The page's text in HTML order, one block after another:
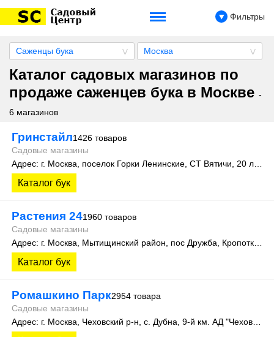
Фильтры
Саженцы бука Москва
Каталог садовых магазинов по
продаже саженцев бука в Москве -
6 магазинов
Гринстайл1426 товаров
Садовые магазины
Каталог бук
Растения 241960 товаров
Садовые магазины
Каталог бук
Ромашкино Парк2954 товара
Садовые магазины